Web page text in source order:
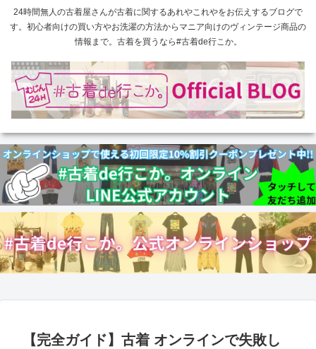
24時間無人の古着屋さんが古着に関するあれやこれやをお伝えするブログで
す。初心者向けの買い方やお洗濯の方法からマニア向けのヴィンテージ商品の
情報まで。古着を買うなら#古着de行こか。
【完全ガイド】古着 オンラインで失敗し